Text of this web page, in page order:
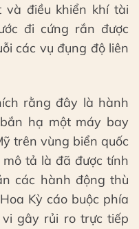
và điều khiển khí tài
đi cứng rắn được
các vụ đụng độ liên
rằng đây là hành
hạ một máy bay
trên vùng biển quốc
tả là đã được tính
các hành động thù
Kỳ cáo buộc phía
gây rủi ro trực tiếp